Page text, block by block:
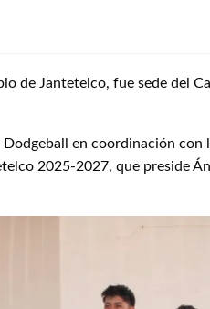
de Jantetelco, fue sede del
en coordinación
2025-2027, que preside